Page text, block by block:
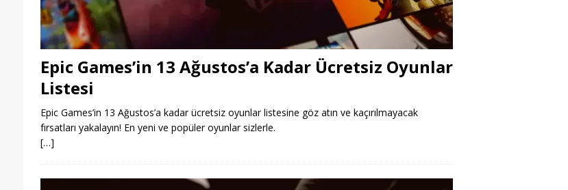
Epic Games’in 13 Ağustos’a Kadar Ücretsiz Oyunlar
Listesi
Epic Games’in 13 Ağustos’a kadar ücretsiz oyunlar listesine göz atın ve kaçırılmayacak
fırsatları yakalayın! En yeni ve popüler oyunlar sizlerle.
[…]